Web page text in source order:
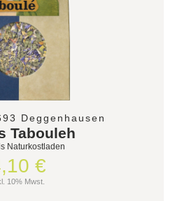
Deggenhausen
Tabouleh
Naturkostladen
€
10% Mwst.